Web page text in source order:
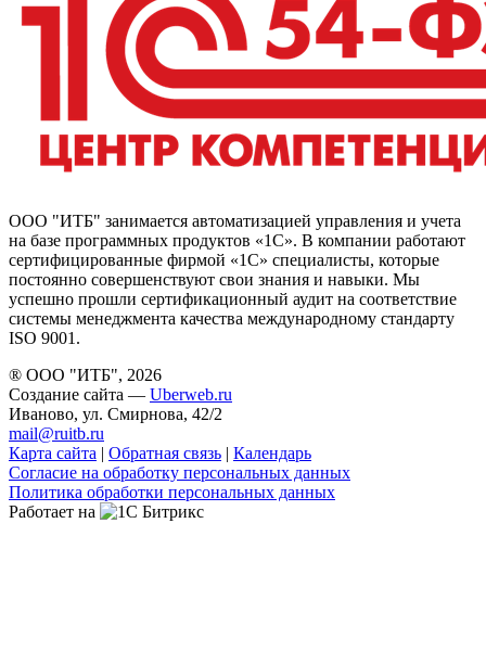
ООО "ИТБ" занимается автоматизацией управления и учета
на базе программных продуктов «1С». В компании работают
сертифицированные фирмой «1С» специалисты, которые
постоянно совершенствуют свои знания и навыки. Мы
успешно прошли сертификационный аудит на соответствие
системы менеджмента качества международному стандарту
ISO 9001.
® ООО "ИТБ", 2026
Создание сайта — Uberweb.ru
Иваново, ул. Смирнова, 42/2
mail@ruitb.ru
Карта сайта | Обратная связь | Календарь
Согласие на обработку персональных данных
Политика обработки персональных данных
Работает на